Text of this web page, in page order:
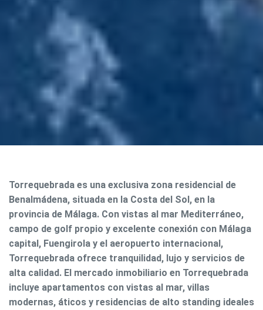
Torrequebrada es una exclusiva zona residencial de
Benalmádena, situada en la Costa del Sol, en la
provincia de Málaga. Con vistas al mar Mediterráneo,
campo de golf propio y excelente conexión con Málaga
capital, Fuengirola y el aeropuerto internacional,
Torrequebrada ofrece tranquilidad, lujo y servicios de
alta calidad. El mercado inmobiliario en Torrequebrada
incluye apartamentos con vistas al mar, villas
modernas, áticos y residencias de alto standing ideales